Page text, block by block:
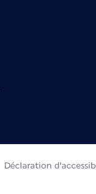
Déclaration